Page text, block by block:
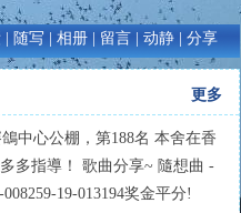
随写 相册 留言 动静 分享
更多
中心公棚，第188名 本舍在香
多指導！ 歌曲分享~ 隨想曲 -
19-013194奖金平分!